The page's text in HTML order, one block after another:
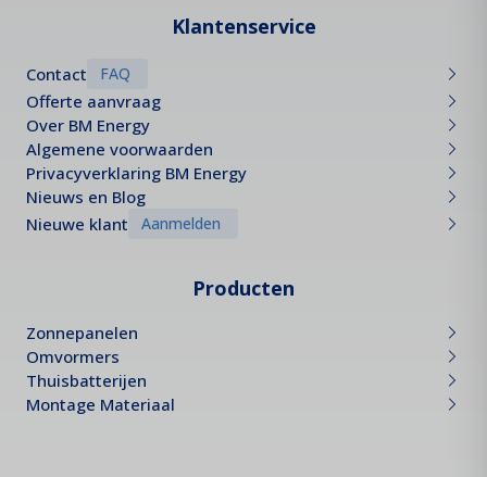
Klantenservice
Contact FAQ
Offerte aanvraag
Over BM Energy
Algemene voorwaarden
Privacyverklaring BM Energy
Nieuws en Blog
Nieuwe klant
Aanmelden
Producten
Zonnepanelen
Omvormers
Thuisbatterijen
Montage Materiaal